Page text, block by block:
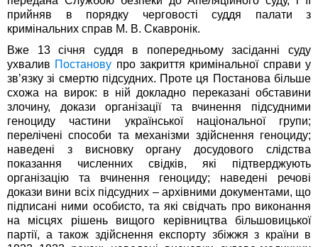
прийняв в порядку черговості суддя палати з
кримінальних справ М. В. Скавронік.
Вже 13 січня суддя в попередньому засіданні суду
ухвалив Постанову про закриття кримінальної справи у
зв’язку зі смертю підсудних. Проте ця Постанова більше
схожа на вирок: в ній докладно переказані обставини
злочину, докази організації та вчинення підсудними
геноциду частини української національної групи;
перелічені способи та механізми здійснення геноциду;
наведені з висновку органу досудового слідства
показання численних свідків, які підтверджують
організацію та вчинення геноциду; наведені речові
докази вини всіх підсудних – архівними документами, що
підписані ними особисто, та які свідчать про виконання
на місцях рішень вищого керівництва більшовицької
партії, а також здійснення експорту збіжжя з країни в